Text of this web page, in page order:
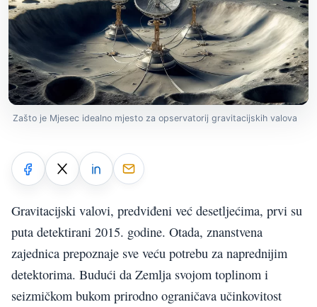
Zašto je Mjesec idealno mjesto za opservatorij gravitacijskih valova
Gravitacijski valovi, predviđeni već desetljećima, prvi su
puta detektirani 2015. godine. Otada, znanstvena
zajednica prepoznaje sve veću potrebu za naprednijim
detektorima. Budući da Zemlja svojom toplinom i
seizmičkom bukom prirodno ograničava učinkovitost